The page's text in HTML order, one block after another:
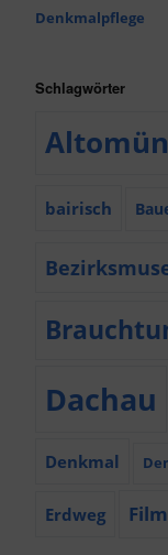
Denkmalpflege
Schlagwörter
bairisch
Dachau
Denkmal
Erdweg Film